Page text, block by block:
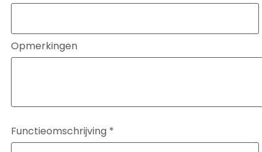
Opmerkingen
Functieomschrijving *